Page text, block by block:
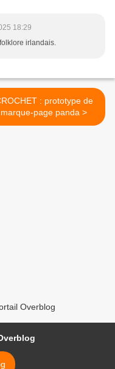
18:29
irlandais.
: prototype de
marque-page panda >
Overblog